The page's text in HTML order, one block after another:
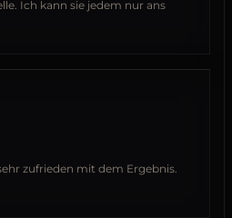
Ich kann sie jedem nur ans
zufrieden mit dem Ergebnis.